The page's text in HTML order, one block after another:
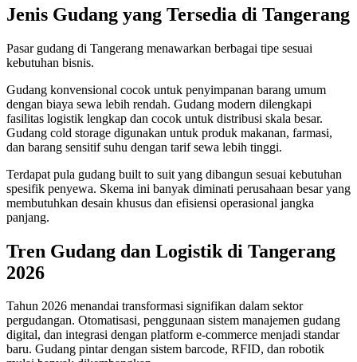
Jenis Gudang yang Tersedia di Tangerang
Pasar gudang di Tangerang menawarkan berbagai tipe sesuai
kebutuhan bisnis.
Gudang konvensional cocok untuk penyimpanan barang umum
dengan biaya sewa lebih rendah. Gudang modern dilengkapi
fasilitas logistik lengkap dan cocok untuk distribusi skala besar.
Gudang cold storage digunakan untuk produk makanan, farmasi,
dan barang sensitif suhu dengan tarif sewa lebih tinggi.
Terdapat pula gudang built to suit yang dibangun sesuai kebutuhan
spesifik penyewa. Skema ini banyak diminati perusahaan besar yang
membutuhkan desain khusus dan efisiensi operasional jangka
panjang.
Tren Gudang dan Logistik di Tangerang
2026
Tahun 2026 menandai transformasi signifikan dalam sektor
pergudangan. Otomatisasi, penggunaan sistem manajemen gudang
digital, dan integrasi dengan platform e-commerce menjadi standar
baru. Gudang pintar dengan sistem barcode, RFID, dan robotik